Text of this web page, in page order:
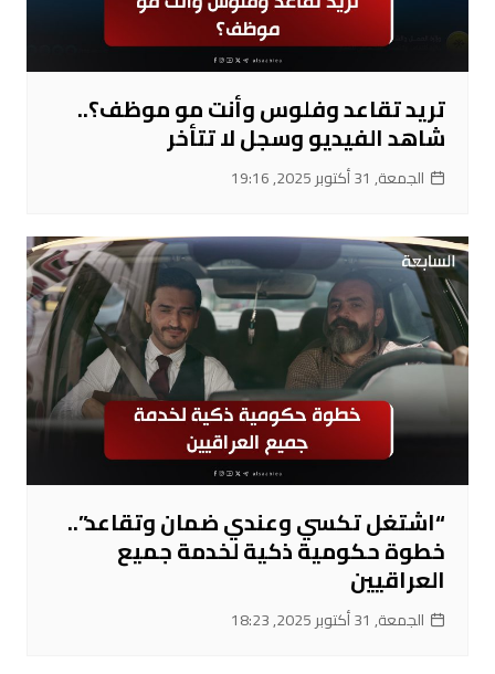
تريد تقاعد وفلوس وأنت مو موظف؟..
شاهد الفيديو وسجل لا تتأخر
الجمعة, 31 أكتوبر 2025, 19:16
“اشتغل تكسي وعندي ضمان وتقاعد”..
خطوة حكومية ذكية لخدمة جميع
العراقيين
الجمعة, 31 أكتوبر 2025, 18:23